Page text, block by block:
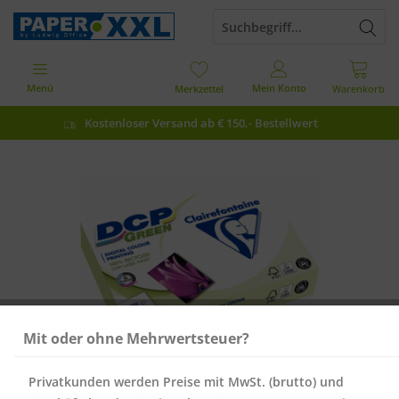
Kostenloser Versand ab € 150,- Bestellwert
Warenkorb
Merkzettel Mein Konto
Menü
Mit oder ohne Mehrwertsteuer?
Privatkunden werden Preise mit MwSt. (brutto) und